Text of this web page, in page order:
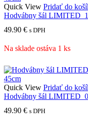
Quick View Pridať do
Hodvábny šál
49.90 € s DPH
Na sklade ostáva 1 ks
Quick View Pridať do
Hodvábny šál
49.90 € s DPH